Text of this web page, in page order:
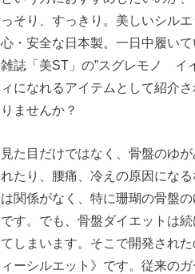
っそり、すっきり。美しいシル
心・安全な日本製。一日中履い
雑誌「美ST」の”スグレモノ イ
ィになれるアイテムとして紹介
りませんか？
見た目だけではなく、骨盤のゆ
れたり、腰痛、冷えの原因にな
は関係がなく、特に珊瑚の骨盤
です。でも、骨盤ダイエットは
てしまいます。そこで開発され
ィーシルエット》です。従来の